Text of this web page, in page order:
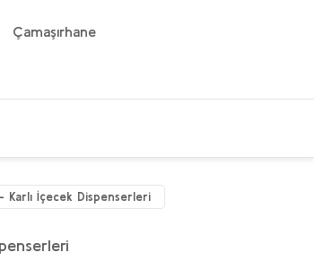
Çamaşırhane
Karlı İçecek Dispenserleri